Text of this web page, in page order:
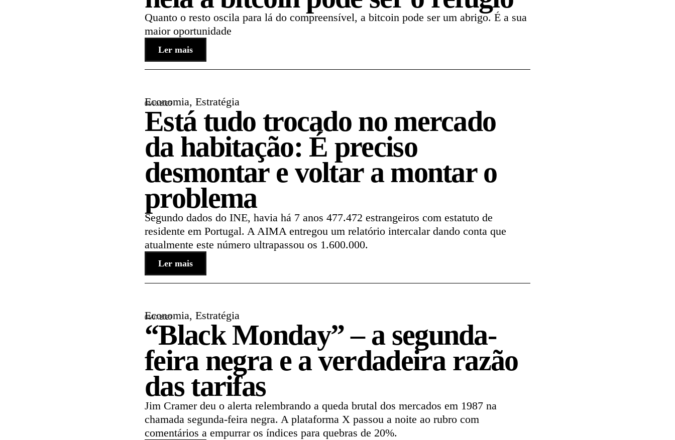
Quanto o resto oscila para lá do compreensível, a bitcoin pode ser um abrigo. É a sua
maior oportunidade
Ler mais
Economia, Estratégia
04/10/2025
Está tudo trocado no mercado
da habitação: É preciso
desmontar e voltar a montar o
problema
Segundo dados do INE, havia há 7 anos 477.472 estrangeiros com estatuto de
residente em Portugal. A AIMA entregou um relatório intercalar dando conta que
atualmente este número ultrapassou os 1.600.000.
Ler mais
Economia, Estratégia
04/07/2025
“Black Monday” – a segunda-
feira negra e a verdadeira razão
das tarifas
Jim Cramer deu o alerta relembrando a queda brutal dos mercados em 1987 na
chamada segunda-feira negra. A plataforma X passou a noite ao rubro com
comentários a empurrar os índices para quebras de 20%.